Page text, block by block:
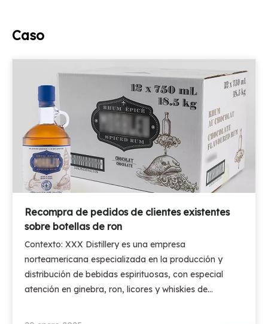
Caso
Recompra de pedidos de clientes existentes
sobre botellas de ron
Contexto: XXX Distillery es una empresa
norteamericana especializada en la producción y
distribución de bebidas espirituosas, con especial
atención en ginebra, ron, licores y whiskies de